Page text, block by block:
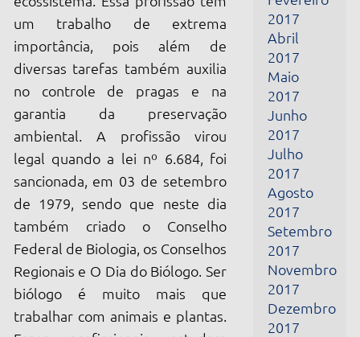
no controle de pragas e na
garantia da preservação
ambiental. A profissão virou
legal quando a lei nº 6.684, foi
sancionada, em 03 de setembro
de 1979, sendo que neste dia
também criado o Conselho
Federal de Biologia, os Conselhos
Regionais e O Dia do Biólogo. Ser
biólogo é muito mais que
trabalhar com animais e plantas.
Esses profissionais estudam
todos os aspectos relacionados
com a vida, podendo atuar em
laboratórios, em zoológicos, em
parques florestais, em áreas de
Maio
2017
Junho
2017
Julho
2017
Agosto
2017
Setembro
2017
Novembro
2017
Dezembro
2017
Janeiro
2018
Março
2018
Abril